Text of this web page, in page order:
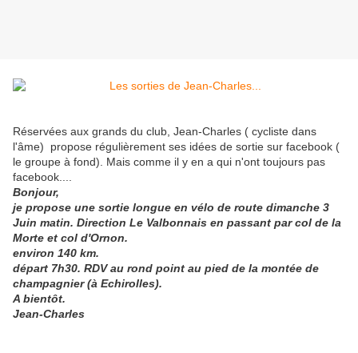
Réservées aux grands du club, Jean-Charles ( cycliste dans
l'âme) propose régulièrement ses idées de sortie sur facebook (
le groupe à fond). Mais comme il y en a qui n'ont toujours pas
facebook....
Bonjour,
je propose une sortie longue en vélo de route dimanche 3
Juin matin. Direction Le Valbonnais en passant par col de la
Morte et col d'Ornon.
environ 140 km.
départ 7h30. RDV au rond point au pied de la montée de
champagnier (à Echirolles).
A bientôt.
Jean-Charles